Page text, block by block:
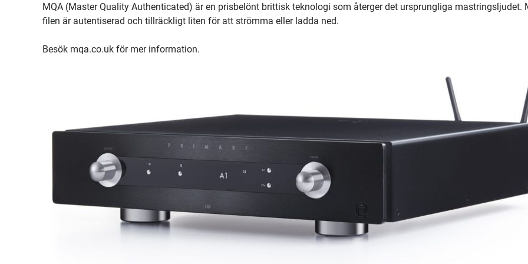
MQA (Master Quality Authenticated) är en prisbelönt brittisk teknologi som återger det ursprungliga mastringsljudet.
filen är autentiserad och tillräckligt liten för att strömma eller ladda ned.
Besök mqa.co.uk för mer information.